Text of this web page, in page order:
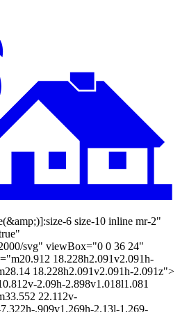
6 size-10 inline mr-2"
svg" viewBox="0 0 36 24"
18.228h2.091v2.091h-
18.228h2.091v2.091h-2.091z">
2.09h-2.898v1.018l1.081
22.112v-
.909v1.269h-2.13l-1.269-